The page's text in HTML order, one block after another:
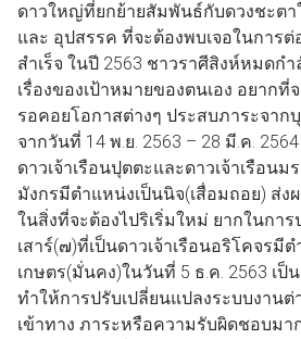
ดาวใหญ่ที่ยกย้ายสัมพันธ์กับดวงชะตา
และ อุปสรรค ที่จะต้องพบเจอในการ
สำเร็จ ในปี 2563 ชาวราศีสิงห์หมดก
เรื่องของเป้าหมายของตนเอง อยากที่
รอคอยโอกาสต่างๆ ประสบภาระจาก
จากวันที่ 14 พ.ย. 2563 – 28 มี.ค.
ดาวเจ้าเรือนปุตตะและดาวเจ้าเรือน
มังกรมีตำแหน่งเป็นนิจ(เสื่อมถอย) ส่
ในสิ่งที่จะต้องไปริเริ่มใหม่ ยากในกา
เสาร์(๗)ที่เป็นดาวเจ้าเรือนอริโคจรมี
เกษตร(มั่นคง)ในวันที่ 5 ธ.ค. 2563 เป็
ทำให้การปรับเปลี่ยนแปลงระบบงานต่
เข้าทาง ภาระหรือความรับผิดชอบม